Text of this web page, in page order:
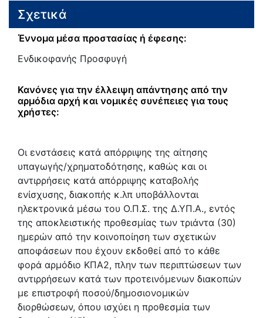
Σχετικά
Έννομα μέσα προστασίας ή έφεσης:
Ενδικοφανής Προσφυγή
Κανόνες για την έλλειψη απάντησης από την
αρμόδια αρχή και νομικές συνέπειες για τους
χρήστες:
Οι ενστάσεις κατά απόρριψης της αίτησης
υπαγωγής/χρηματοδότησης, καθώς και οι
αντιρρήσεις κατά απόρριψης καταβολής
ενίσχυσης, διακοπής κ.λπ υποβάλλονται
ηλεκτρονικά μέσω του Ο.Π.Σ. της Δ.ΥΠ.Α., εντός
της αποκλειστικής προθεσμίας των τριάντα (30)
ημερών από την κοινοποίηση των σχετικών
αποφάσεων που έχουν εκδοθεί από το κάθε
φορά αρμόδιο ΚΠΑ2, πλην των περιπτώσεων των
αντιρρήσεων κατά των προτεινόμενων διακοπών
με επιστροφή ποσού/δημοσιονομικών
διορθώσεων, όπου ισχύει η προθεσμία των